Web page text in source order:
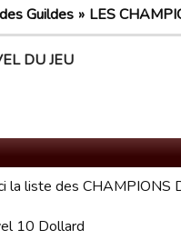
Guildes LES
DU JEU
la liste des
10 Dollard